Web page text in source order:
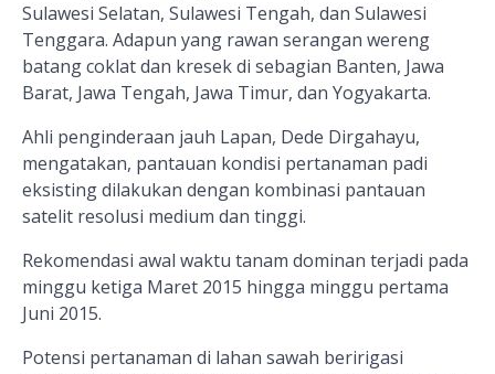
Sulawesi Selatan, Sulawesi Tengah, dan Sulawesi
Tenggara. Adapun yang rawan serangan wereng
batang coklat dan kresek di sebagian Banten, Jawa
Barat, Jawa Tengah, Jawa Timur, dan Yogyakarta.
Ahli penginderaan jauh Lapan, Dede Dirgahayu,
mengatakan, pantauan kondisi pertanaman padi
eksisting dilakukan dengan kombinasi pantauan
satelit resolusi medium dan tinggi.
Rekomendasi awal waktu tanam dominan terjadi pada
minggu ketiga Maret 2015 hingga minggu pertama
Juni 2015.
Potensi pertanaman di lahan sawah beririgasi